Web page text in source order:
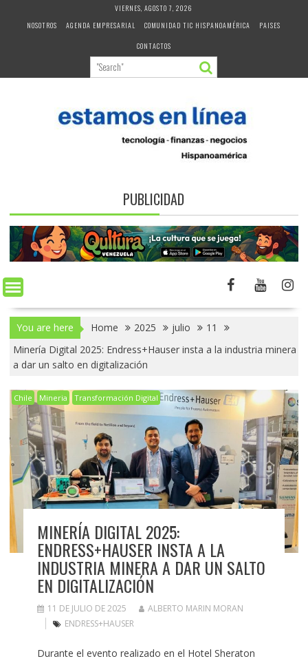
VIERNES, AGOSTO 7, 2026
NOSOTROS
AGENDA EMPRESARIAL COMUNIDAD TIC HISPANOAMÉRICA
PAISES
CONTACTOS
PUBLICIDAD
You are here Home 2025 julio
11
Minería Digital 2025: Endress+Hauser insta a la industria minera
a dar un salto en digitalización
Chile Mineria Transformación Digital
MINERÍA DIGITAL 2025:
ENDRESS+HAUSER INSTA A LA
INDUSTRIA MINERA A DAR UN SALTO
EN DIGITALIZACIÓN
11 DE JULIO DE 2025
ALBERTO MARIN MORAN
ENDRESS+HAUSER
Durante el evento realizado en el Hotel Sheraton